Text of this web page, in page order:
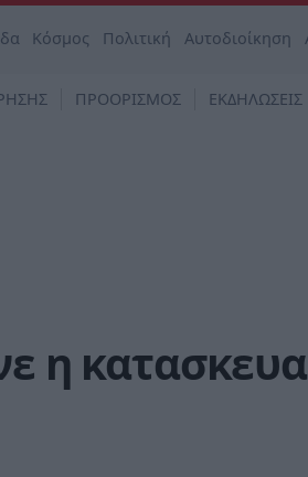
Κόσμος Πολιτική Αυτοδιοίκηση
ΠΡΟΟΡΙΣΜΟΣ ΕΚΔΗΛΩΣΕΙΣ
η